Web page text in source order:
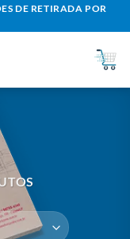
DE RETIRADA POR